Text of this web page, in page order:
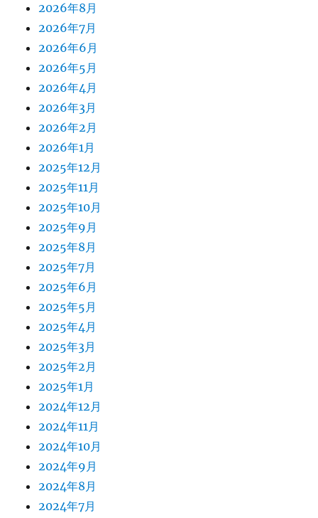
2026年8月
2026年7月
2026年6月
2026年5月
2026年4月
2026年3月
2026年2月
2026年1月
2025年12月
2025年11月
2025年10月
2025年9月
2025年8月
2025年7月
2025年6月
2025年5月
2025年4月
2025年3月
2025年2月
2025年1月
2024年12月
2024年11月
2024年10月
2024年9月
2024年8月
2024年7月